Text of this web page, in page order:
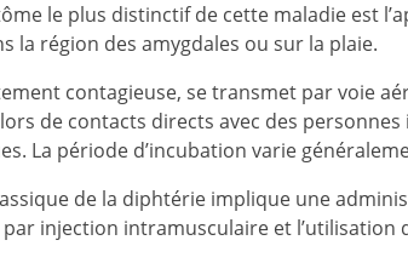
le plus distinctif de cette maladie est
la région des amygdales ou sur la plaie.
contagieuse, se transmet par voie
de contacts directs avec des
La période d’incubation varie
de la diphtérie implique une
injection intramusculaire et l’utilisation